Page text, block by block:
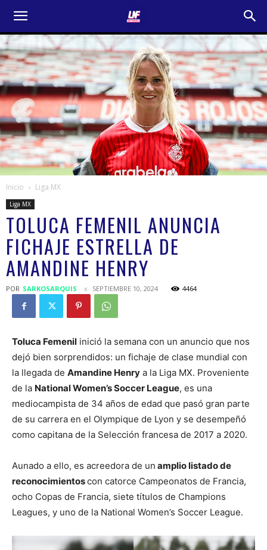
Inicio Liga MX
Liga MX
TOLUCA FEMENIL ANUNCIA
FICHAJE ESTRELLA DE
AMANDINE HENRY
POR SARKOSARQUIS SEPTIEMBRE 10, 2024 4464
Toluca Femenil inició la semana con un anuncio que nos
dejó bien sorprendidos: un fichaje de clase mundial con
la llegada de Amandine Henry a la Liga MX. Proveniente
de la National Women’s Soccer League, es una
mediocampista de 34 años de edad que pasó gran parte
de su carrera en el Olympique de Lyon y se desempeñó
como capitana de la Selección francesa de 2017 a 2020.
Aunado a ello, es acreedora de un amplio listado de
reconocimientoscon catorce Campeonatos de Francia,
ocho Copas de Francia, siete títulos de Champions
Leagues, y uno de la National Women’s Soccer League.